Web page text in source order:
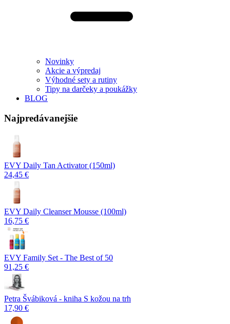
Novinky
Akcie a výpredaj
Výhodné sety a rutiny
Tipy na darčeky a poukážky
BLOG
Najpredávanejšie
EVY Daily Tan Activator (150ml)
24,45 €
EVY Daily Cleanser Mousse (100ml)
16,75 €
EVY Family Set - The Best of 50
91,25 €
Petra Švábiková - kniha S kožou na trh
17,90 €